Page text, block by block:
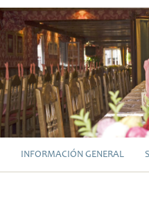
INFORMACIÓN GENERAL